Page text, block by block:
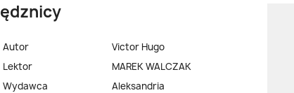
Autor
Victor Hugo
Lektor
MAREK WALCZAK
Wydawca
Aleksandria